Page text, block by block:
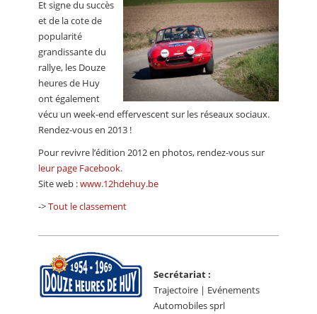
Et signe du succès
et de la cote de
popularité
grandissante du
rallye, les Douze
heures de Huy
ont également
vécu un week-end effervescent sur les réseaux sociaux.
Rendez-vous en 2013 !
Pour revivre l’édition 2012 en photos, rendez-vous sur
leur page Facebook.
Site web :www.12hdehuy.be
->Tout le classement
Secrétariat :
Trajectoire | Evénements
Automobiles sprl